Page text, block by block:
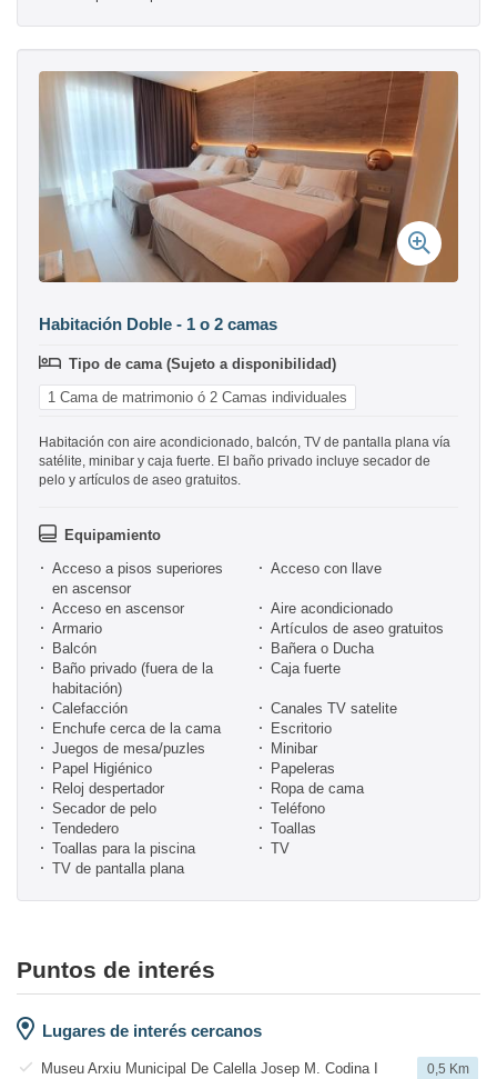
Habitación Doble - 1 o 2 camas
Tipo de cama (Sujeto a disponibilidad)
1 Cama de matrimonio ó 2 Camas individuales
Habitación con aire acondicionado, balcón, TV de pantalla plana vía
satélite, minibar y caja fuerte. El baño privado incluye secador de
pelo y artículos de aseo gratuitos.
Equipamiento
Acceso a pisos superiores
en ascensor
Acceso con llave
Acceso en ascensor
Aire acondicionado
Armario
Artículos de aseo gratuitos
Balcón
Bañera o Ducha
Baño privado (fuera de la
habitación)
Caja fuerte
Calefacción
Canales TV satelite
Enchufe cerca de la cama
Escritorio
Juegos de mesa/puzles
Minibar
Papel Higiénico
Papeleras
Reloj despertador
Ropa de cama
Secador de pelo
Teléfono
Tendedero
Toallas
Toallas para la piscina
TV
TV de pantalla plana
Puntos de interés
Lugares de interés cercanos
Museu Arxiu Municipal De Calella Josep M. Codina I
0,5 Km